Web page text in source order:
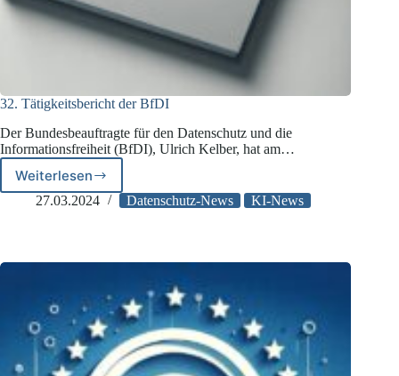
32. Tätigkeitsbericht der BfDI
Der Bundesbeauftragte für den Datenschutz und die
Informationsfreiheit (BfDI), Ulrich Kelber, hat am…
Weiterlesen
32.
Tätigkeitsbericht
27.03.2024 Datenschutz-News KI-News